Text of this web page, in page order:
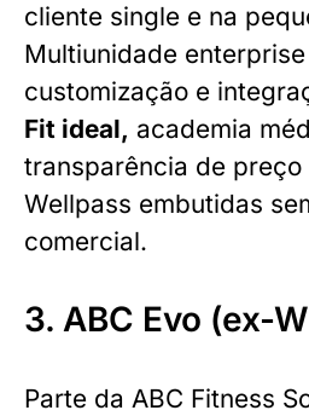
cliente single e na
Multiunidade
customização e
Fit ideal, academia
transparência de
Wellpass embutidas
comercial.
3. ABC Evo (ex-
Parte da ABC Fitness